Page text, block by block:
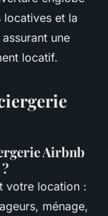
locatives et la
une
locatif.
Airbnb
votre location :
ménage,